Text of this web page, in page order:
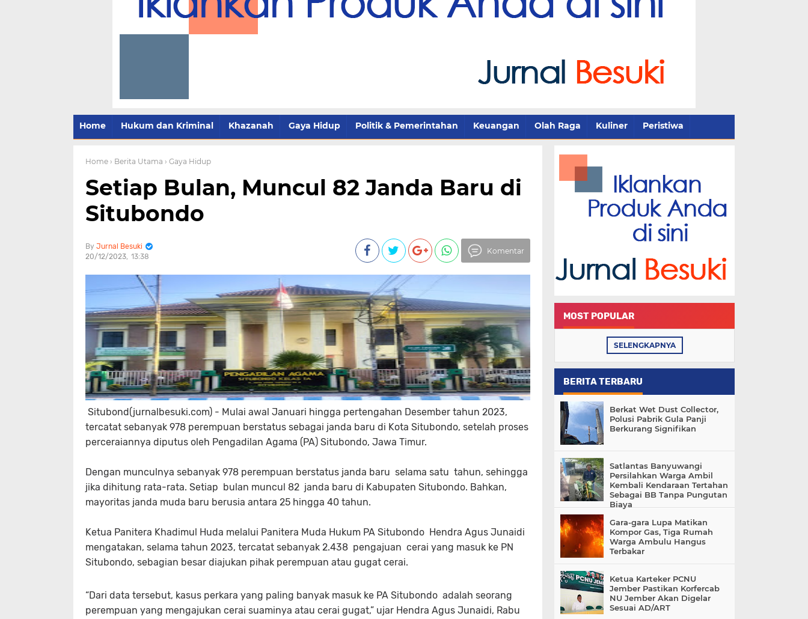
Home Hukum dan Kriminal Khazanah Gaya Hidup Politik & Pemerintahan Keuangan Olah Raga Kuliner Peristiwa
Home › Berita Utama › Gaya Hidup
Setiap Bulan, Muncul 82 Janda Baru di
Situbondo
Jurnal Besuki
20/12/2023 13:38
Komentar
Situbond(jurnalbesuki.com) - Mulai awal Januari hingga pertengahan Desember tahun 2023,
tercatat sebanyak 978 perempuan berstatus sebagai janda baru di Kota Situbondo, setelah proses
perceraiannya diputus oleh Pengadilan Agama (PA) Situbondo, Jawa Timur.
Dengan munculnya sebanyak 978 perempuan berstatus janda baru selama satu tahun, sehingga
jika dihitung rata-rata. Setiap bulan muncul 82 janda baru di Kabupaten Situbondo. Bahkan,
mayoritas janda muda baru berusia antara 25 hingga 40 tahun.
Ketua Panitera Khadimul Huda melalui Panitera Muda Hukum PA Situbondo Hendra Agus Junaidi
mengatakan, selama tahun 2023, tercatat sebanyak 2.438 pengajuan cerai yang masuk ke PN
Situbondo, sebagian besar diajukan pihak perempuan atau gugat cerai.
“Dari data tersebut, kasus perkara yang paling banyak masuk ke PA Situbondo adalah seorang
perempuan yang mengajukan cerai suaminya atau cerai gugat,” ujar Hendra Agus Junaidi, Rabu
MOST POPULAR
SELENGKAPNYA
BERITA TERBARU
Berkat Wet Dust Collector,
Polusi Pabrik Gula Panji
Berkurang Signifikan
Satlantas Banyuwangi
Persilahkan Warga Ambil
Kembali Kendaraan Tertahan
Sebagai BB Tanpa Pungutan
Biaya
Gara-gara Lupa Matikan
Kompor Gas, Tiga Rumah
Warga Ambulu Hangus
Terbakar
Ketua Karteker PCNU
Jember Pastikan Korfercab
NU Jember Akan Digelar
Sesuai AD/ART